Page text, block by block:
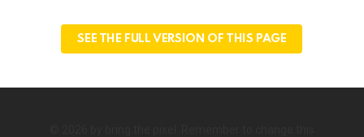
SEE THE FULL VERSION OF THIS PAGE